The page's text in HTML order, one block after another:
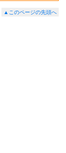
▲このページの先頭へ